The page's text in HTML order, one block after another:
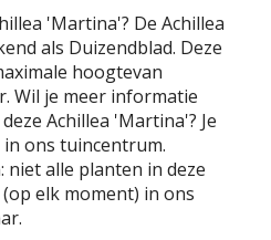
'Martina'? De Achillea
als Duizendblad. Deze
hoogtevan
Wil je meer informatie
Achillea 'Martina'? Je
ons tuincentrum.
niet alle planten in deze
elk moment) in ons